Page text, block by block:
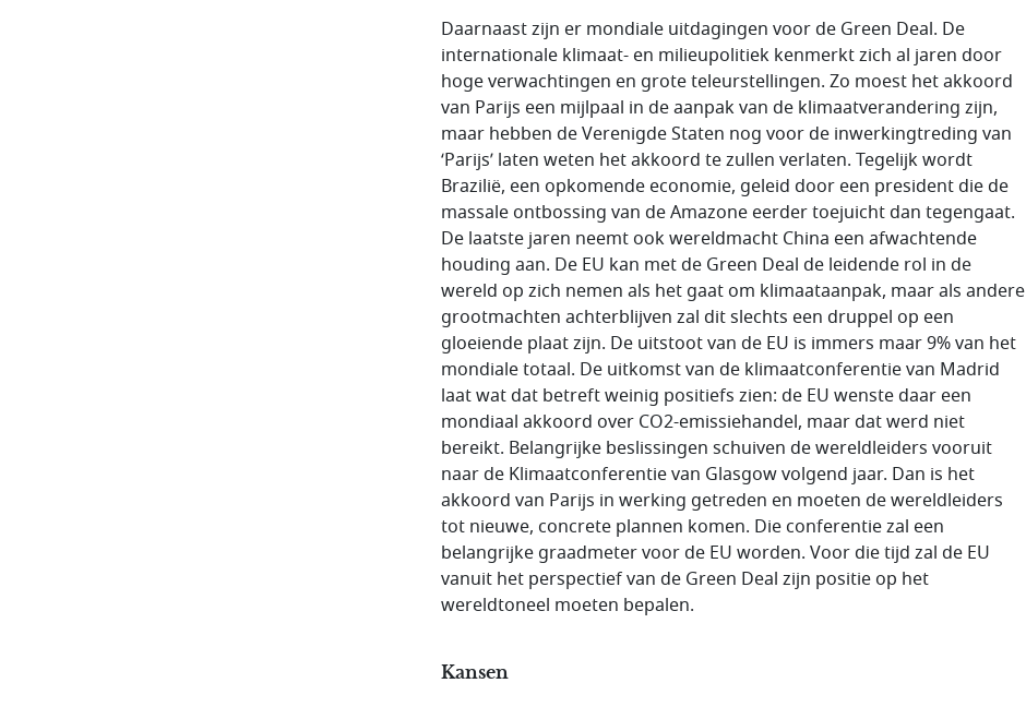
Daarnaast zijn er mondiale uitdagingen voor de Green Deal. De
internationale klimaat- en milieupolitiek kenmerkt zich al jaren door
hoge verwachtingen en grote teleurstellingen. Zo moest het akkoord
van Parijs een mijlpaal in de aanpak van de klimaatverandering zijn,
maar hebben de Verenigde Staten nog voor de inwerkingtreding van
‘Parijs’ laten weten het akkoord te zullen verlaten. Tegelijk wordt
Brazilië, een opkomende economie, geleid door een president die de
massale ontbossing van de Amazone eerder toejuicht dan tegengaat.
De laatste jaren neemt ook wereldmacht China een afwachtende
houding aan. De EU kan met de Green Deal de leidende rol in de
wereld op zich nemen als het gaat om klimaataanpak, maar als andere
grootmachten achterblijven zal dit slechts een druppel op een
gloeiende plaat zijn. De uitstoot van de EU is immers maar 9% van het
mondiale totaal. De uitkomst van de klimaatconferentie van Madrid
laat wat dat betreft weinig positiefs zien: de EU wenste daar een
mondiaal akkoord over CO2-emissiehandel, maar dat werd niet
bereikt. Belangrijke beslissingen schuiven de wereldleiders vooruit
naar de Klimaatconferentie van Glasgow volgend jaar. Dan is het
akkoord van Parijs in werking getreden en moeten de wereldleiders
tot nieuwe, concrete plannen komen. Die conferentie zal een
belangrijke graadmeter voor de EU worden. Voor die tijd zal de EU
vanuit het perspectief van de Green Deal zijn positie op het
wereldtoneel moeten bepalen.
Kansen